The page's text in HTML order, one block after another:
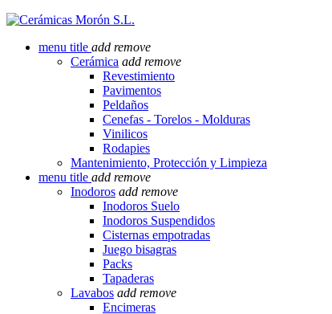
menu title add remove
Cerámica add remove
Revestimiento
Pavimentos
Peldaños
Cenefas - Torelos - Molduras
Vinilicos
Rodapies
Mantenimiento, Protección y Limpieza
menu title add remove
Inodoros add remove
Inodoros Suelo
Inodoros Suspendidos
Cisternas empotradas
Juego bisagras
Packs
Tapaderas
Lavabos add remove
Encimeras